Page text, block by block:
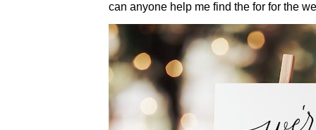
can anyone help me find the for for the